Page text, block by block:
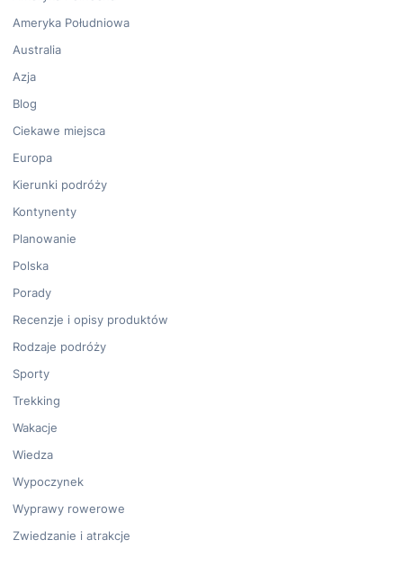
Ameryka Południowa
Australia
Azja
Blog
Ciekawe miejsca
Europa
Kierunki podróży
Kontynenty
Planowanie
Polska
Porady
Recenzje i opisy produktów
Rodzaje podróży
Sporty
Trekking
Wakacje
Wiedza
Wypoczynek
Wyprawy rowerowe
Zwiedzanie i atrakcje